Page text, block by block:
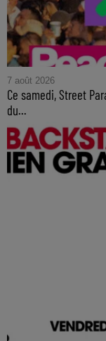
7 août 2026
Ce samedi, Street
du...